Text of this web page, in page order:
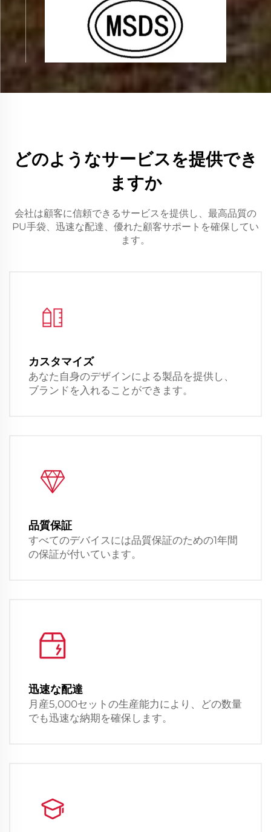
どのようなサービスを提供でき
ますか
会社は顧客に信頼できるサービスを提供し、最高品質の
PU手袋、迅速な配達、優れた顧客サポートを確保してい
ます。
カスタマイズ
あなた自身のデザインによる製品を提供し、
ブランドを入れることができます。
品質保証
すべてのデバイスには品質保証のための1年間
の保証が付いています。
迅速な配達
月産5,000セットの生産能力により、どの数量
でも迅速な納期を確保します。